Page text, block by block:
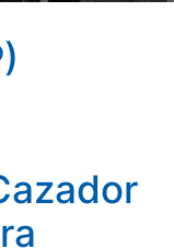
para hablar de